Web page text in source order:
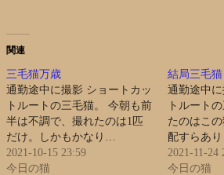
関連
三毛猫万歳
通勤途中に撮影 ショートカッ
トルートの三毛猫。 今朝も前
半は不調で、撮れたのは1匹
だけ。しかもかなり…
2021-10-15 23:59
今日の猫
結局三毛猫
通勤途中
トルート
たのはこ
配すらあ
2021-11-24
今日の猫